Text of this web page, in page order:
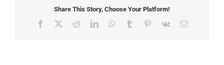
Share This Story, Choose Your Platform!
Facebook RedditLinkedInWhatsApp
Tumblr Pinterest
Vk Email